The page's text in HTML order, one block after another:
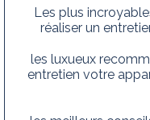
Les plus
réaliser un
les luxueux
entretien votre